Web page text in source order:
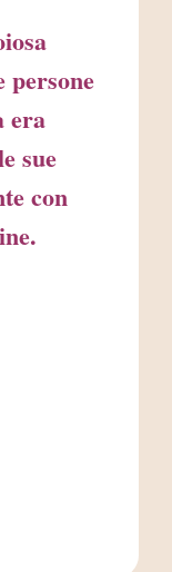
persone
era
sue
con